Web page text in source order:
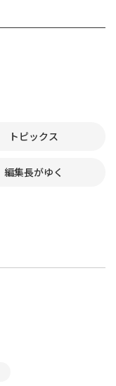
トピックス
編集長がゆく